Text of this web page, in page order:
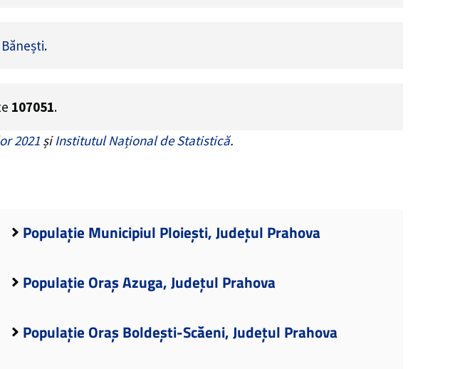
.
107051.
2021 șiInstitutul Național de Statistică.
Populație Municipiul Ploiești, Județul Prahova
Populație Oraș Azuga, Județul Prahova
Populație Oraș Boldești-Scăeni, Județul Prahova